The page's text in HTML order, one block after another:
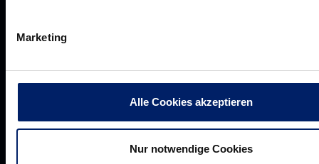
Marketing
Alle Cookies akzeptieren
Nur notwendige Cookies
Werbemöglichkeiten